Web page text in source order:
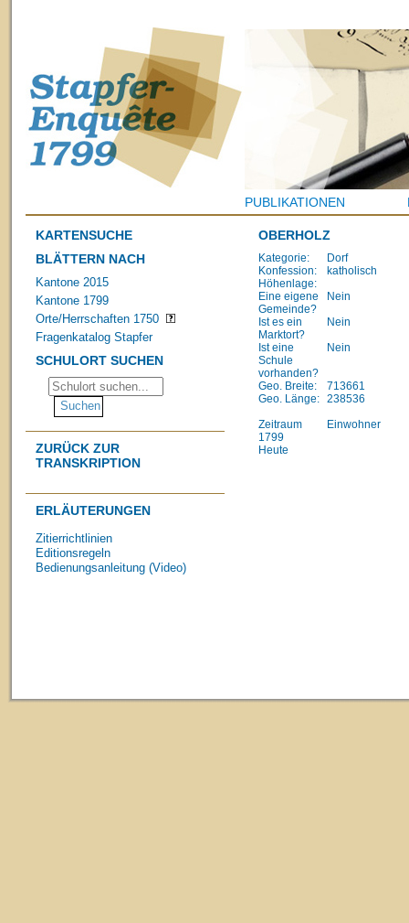
PUBLIKATIONEN
KARTENSUCHE
BLÄTTERN NACH
Kantone 2015
Kantone 1799
Orte/Herrschaften 1750
Fragenkatalog Stapfer
SCHULORT SUCHEN
ZURÜCK ZUR
TRANSKRIPTION
ERLÄUTERUNGEN
Zitierrichtlinien
Editionsregeln
Bedienungsanleitung (Video)
OBERHOLZ
Kategorie:
Dorf
Konfession:
katholisch
Höhenlage:
Eine eigene
Gemeinde?
Nein
Ist es ein
Marktort?
Nein
Ist eine
Schule
vorhanden?
Nein
Geo. Breite:
713661
Geo. Länge: 238536
Zeitraum
Einwohner
1799
Heute